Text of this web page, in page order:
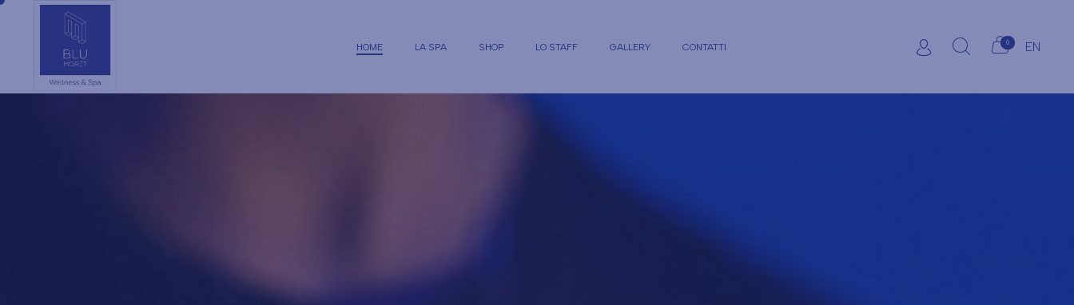
HOME LA SPA SHOP LO STAFF GALLERY CONTATTI 0 EN